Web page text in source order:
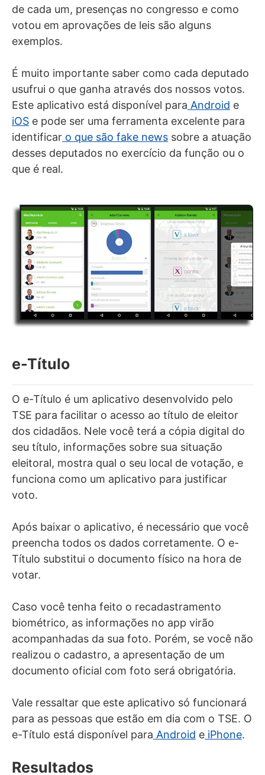
de cada um, presenças no congresso e como
votou em aprovações de leis são alguns
exemplos.
É muito importante saber como cada deputado
usufrui o que ganha através dos nossos votos.
Este aplicativo está disponível para Android e
iOS e pode ser uma ferramenta excelente para
identificar o que são fake news sobre a atuação
desses deputados no exercício da função ou o
que é real.
e-Título
O e-Título é um aplicativo desenvolvido pelo
TSE para facilitar o acesso ao título de eleitor
dos cidadãos. Nele você terá a cópia digital do
seu título, informações sobre sua situação
eleitoral, mostra qual o seu local de votação, e
funciona como um aplicativo para justificar
voto.
Após baixar o aplicativo, é necessário que você
preencha todos os dados corretamente. O e-
Título substitui o documento físico na hora de
votar.
Caso você tenha feito o recadastramento
biométrico, as informações no app virão
acompanhadas da sua foto. Porém, se você não
realizou o cadastro, a apresentação de um
documento oficial com foto será obrigatória.
Vale ressaltar que este aplicativo só funcionará
para as pessoas que estão em dia com o TSE. O
e-Título está disponível para Android e iPhone.
Resultados